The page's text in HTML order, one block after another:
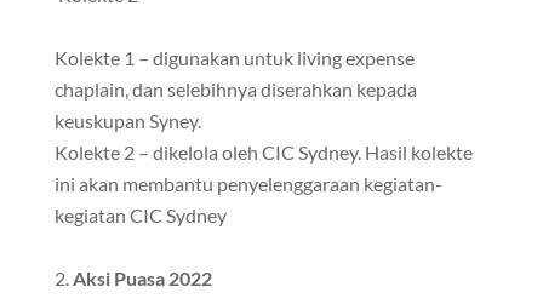
Kolekte 1 – digunakan untuk living expense
chaplain, dan selebihnya diserahkan kepada
keuskupan Syney.
Kolekte 2 – dikelola oleh CIC Sydney. Hasil kolekte
ini akan membantu penyelenggaraan kegiatan-
kegiatan CIC Sydney
Aksi Puasa 2022